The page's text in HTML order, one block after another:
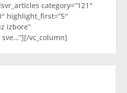
category=”121″
highlight_first=”5″
izbore”
vc_column]